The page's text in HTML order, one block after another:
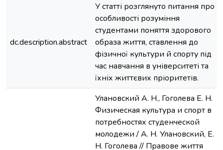
dc.description.abstract
У статті розглянуто питання про
особливості розуміння
студентами поняття здорового
образа життя, ставлення до
фізичної культури й спорту під
час навчання в університеті та
їхніх життєвих пріоритетів.
Улановский А. Н., Гоголева Е. Н.
Физическая культура и спорт в
потребностях студенческой
молодежи / А. Н. Улановский, Е.
Н. Гоголева // Правове життя